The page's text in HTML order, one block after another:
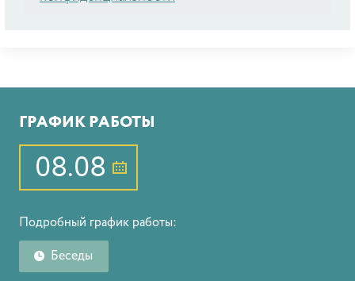
ГРАФИК РАБОТЫ
08.08
Подробный график работы:
Беседы